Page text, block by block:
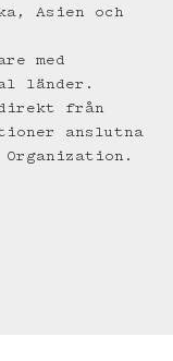
Asien och
med
länder.
från
anslutna